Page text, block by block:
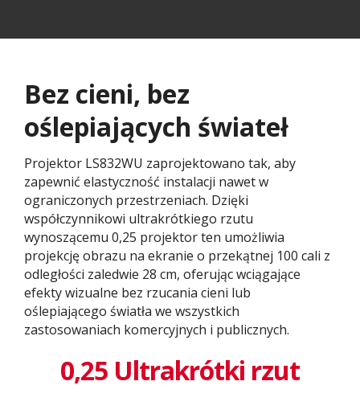
Bez cieni, bez
oślepiających świateł
Projektor LS832WU zaprojektowano tak, aby
zapewnić elastyczność instalacji nawet w
ograniczonych przestrzeniach. Dzięki
współczynnikowi ultrakrótkiego rzutu
wynoszącemu 0,25 projektor ten umożliwia
projekcję obrazu na ekranie o przekątnej 100 cali z
odległości zaledwie 28 cm, oferując wciągające
efekty wizualne bez rzucania cieni lub
oślepiającego światła we wszystkich
zastosowaniach komercyjnych i publicznych.
0,25 Ultrakrótki rzut